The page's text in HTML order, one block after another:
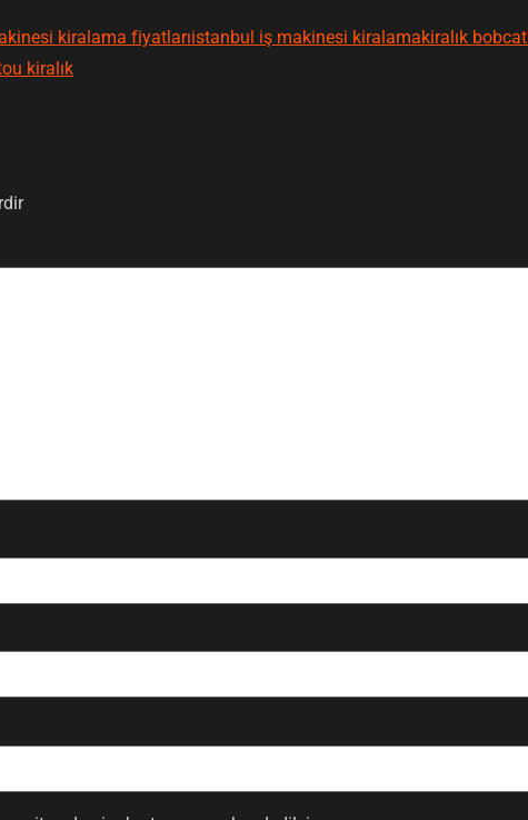
kiralama fiyatlarıistanbul iş makinesi kiralamakiralık bobcat
kiralık